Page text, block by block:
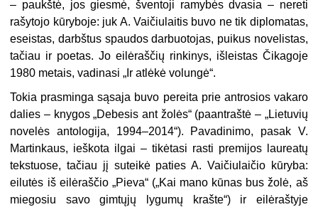
– paukštė, jos giesmė, šventoji ramybės dvasia – nereti
rašytojo kūryboje: juk A. Vaičiulaitis buvo ne tik diplomatas,
eseistas, darbštus spaudos darbuotojas, puikus novelistas,
tačiau ir poetas. Jo eilėraščių rinkinys, išleistas Čikagoje
1980 metais, vadinasi „Ir atlėkė volungė“.
Tokia prasminga sąsaja buvo pereita prie antrosios vakaro
dalies – knygos „Debesis ant žolės“ (paantraštė – „Lietuvių
novelės antologija, 1994–2014“). Pavadinimo, pasak V.
Martinkaus, ieškota ilgai – tikėtasi rasti premijos laureatų
tekstuose, tačiau jį suteikė paties A. Vaičiulaičio kūryba:
eilutės iš eilėraščio „Pieva“ („Kai mano kūnas bus žolė, aš
miegosiu savo gimtųjų lygumų krašte“) ir eilėraštyje